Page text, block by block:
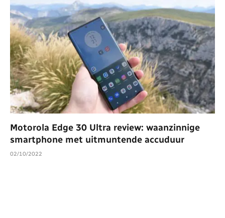
Motorola Edge 30 Ultra review: waanzinnige
smartphone met uitmuntende accuduur
02/10/2022